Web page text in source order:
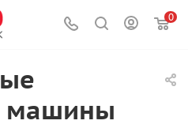
0
машины